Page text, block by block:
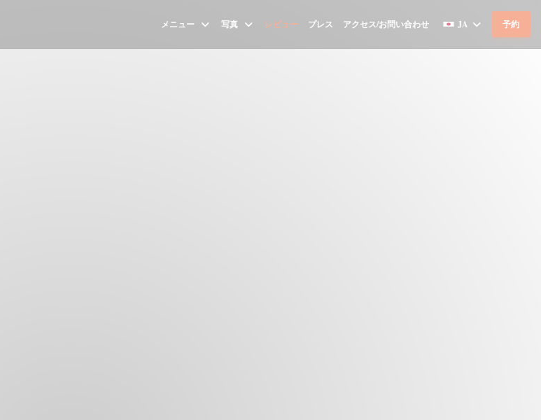
メニュー 写真 レビュー プレス アクセス/お問い合わせ JA 予約